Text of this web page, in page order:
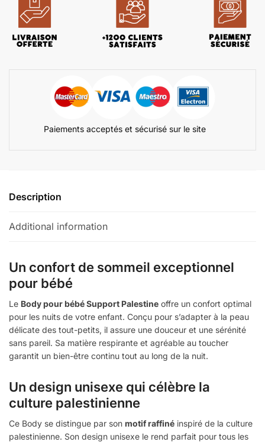
Paiements acceptés et sécurisé sur le site
Description
Additional information
Un confort de sommeil exceptionnel
pour bébé
Le Body pour bébé Support Palestine offre un confort optimal
pour les nuits de votre enfant. Conçu pour s’adapter à la peau
délicate des tout-petits, il assure une douceur et une sérénité
sans pareil. Sa matière respirante et agréable au toucher
garantit un bien-être continu tout au long de la nuit.
Un design unisexe qui célèbre la
culture palestinienne
Ce Body se distingue par son motif raffiné inspiré de la culture
palestinienne. Son design unisexe le rend parfait pour tous les